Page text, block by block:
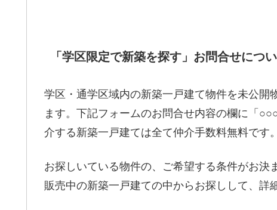
「学区限定で新築を探す」お問合せにつ
学区・通学区域内の新築一戸建て物件を未公
ます。下記フォームのお問合せ内容の欄に「
介する新築一戸建ては全て仲介手数料無料です。
お探しいている物件の、ご希望する条件がお
販売中の新築一戸建ての中からお探しして、詳